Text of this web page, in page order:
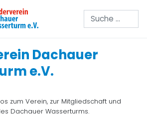
Suchen
Dachauer
e.V.
zum Verein, zur Mitgliedschaft und
Dachauer Wasserturms.